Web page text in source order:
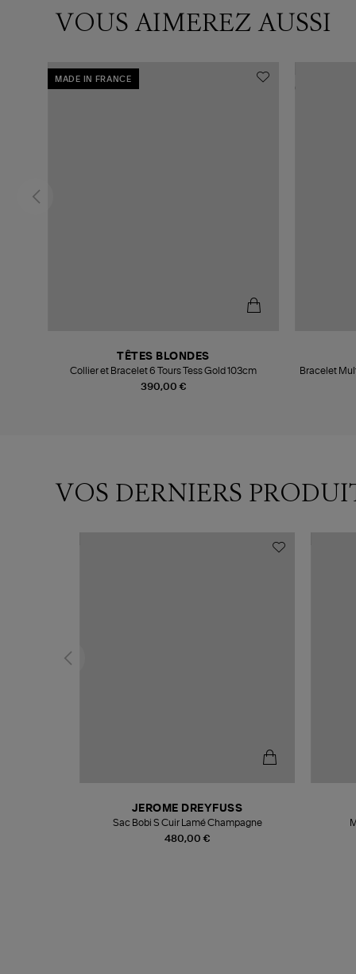
VOUS AIMEREZ AUSSI
MADE IN FRANCE
390,00 €
TÊTES BLONDES
Collier et Bracelet 6 Tours Tess Gold 103cm
Bracelet
VOS DERNIERS
480,00 €
JEROME DREYFUSS
Sac Bobi S Cuir Lamé Champagne